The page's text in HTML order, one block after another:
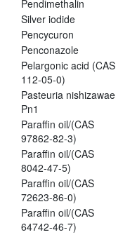
Pendimethalin
Silver iodide
Pencycuron
Penconazole
Pelargonic acid (CAS
112-05-0)
Pasteuria nishizawae
Pn1
Paraffin oil/(CAS
97862-82-3)
Paraffin oil/(CAS
8042-47-5)
Paraffin oil/(CAS
72623-86-0)
Paraffin oil/(CAS
64742-46-7)